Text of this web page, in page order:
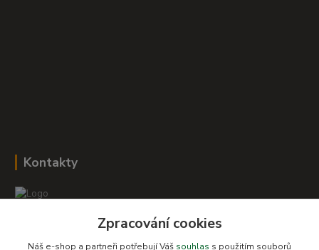
Kontakty
+420 604 278 943
Zpracování cookies
Náš e-shop a partneři potřebují Váš souhlas s použitím souborů